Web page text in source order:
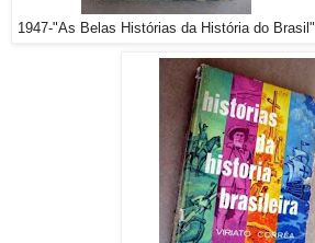
1947-"As Belas Histórias da História do Brasil"